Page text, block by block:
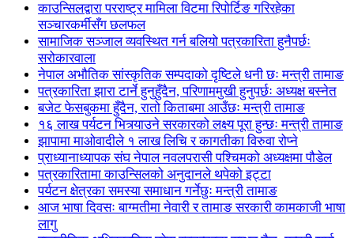
काउन्सिलद्वारा परराष्ट्र मामिला विटमा रिपोर्टिङ गरिरहेका
सञ्चारकर्मीसँग छलफल
सामाजिक सञ्जाल व्यवस्थित गर्न बलियो पत्रकारिता हुनैपर्छः
सरोकारवाला
नेपाल अभौतिक सांस्कृतिक सम्पदाको दृष्टिले धनी छः मन्त्री तामाङ
पत्रकारिता झारा टार्ने हुनुहुँदैन, परिणाममुखी हुनुपर्छः अध्यक्ष बस्नेत
बजेट फेसबुकमा हुँदैन, रातो किताबमा आउँछः मन्त्री तामाङ
१६ लाख पर्यटन भित्र्याउने सरकारको लक्ष्य पूरा हुन्छः मन्त्री तामाङ
झापामा माओवादीले १ लाख लिचि र कागतीका विरुवा रोप्ने
प्राध्यानाध्यापक संघ नेपाल नवलपरासी पश्चिमको अध्यक्षमा पौडेल
पत्रकारितामा काउन्सिलको अनुदानले थपेको इट्टा
पर्यटन क्षेत्रका समस्या समाधान गर्नेछुः मन्त्री तामाङ
आज भाषा दिवसः बाग्मतीमा नेवारी र तामाङ सरकारी कामकाजी भाषा
लागु